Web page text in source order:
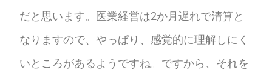
だと思います。医業経営は2か月遅れで清算と
なりますので、やっぱり、感覚的に理解しにく
いところがあるようですね。ですから、それを